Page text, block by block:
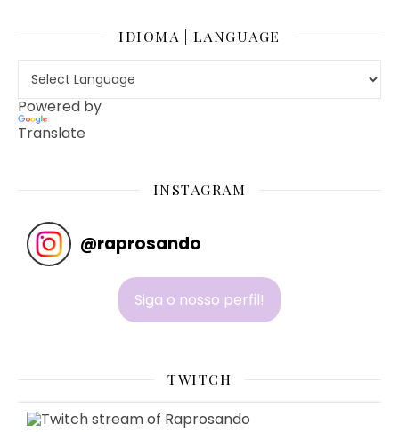
IDIOMA | LANGUAGE
Powered by
Translate
INSTAGRAM
@raprosando
Siga o nosso perfil!
TWITCH